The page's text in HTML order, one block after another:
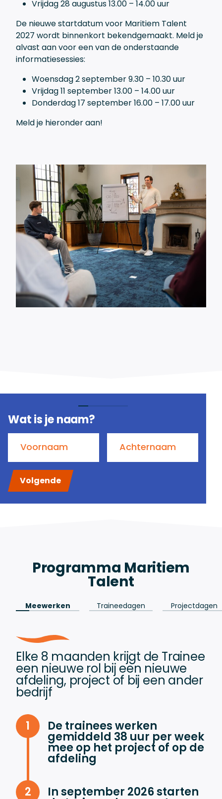
Vrijdag 28 augustus 13.00 – 14.00 uur
De nieuwe startdatum voor Maritiem Talent
2027 wordt binnenkort bekendgemaakt. Meld je
alvast aan voor een van de onderstaande
informatiesessies:
Woensdag 2 september 9.30 – 10.30 uur
Vrijdag 11 september 13.00 – 14.00 uur
Donderdag 17 september 16.00 – 17.00 uur
Meld je hieronder aan!
Wat is je naam?
Voornaam Achternaam
Volgende
Programma Maritiem
Talent
Meewerken Traineedagen Projectdagen
Elke 8 maanden krijgt de Trainee
een nieuwe rol bij een nieuwe
afdeling, project of bij een ander
bedrijf
De trainees werken
gemiddeld 38 uur per week
mee op het project of op de
afdeling
In september 2026 starten
Eén keer per maand hebben de
Trainees een Traineedag
ontwikkelen
Tijdens deze dag wordt er
niet gewerkt aan het
Eén keer per 8 maanden zijn er
Projectdagen